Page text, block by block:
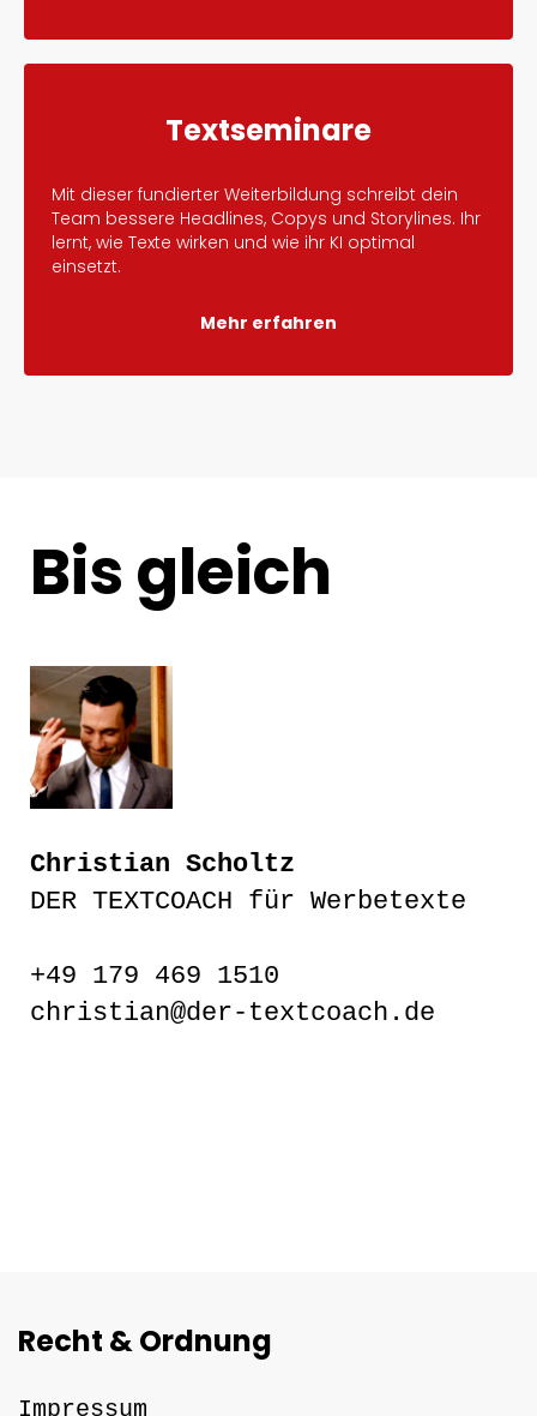
Textseminare
Mit dieser fundierter Weiterbildung schreibt dein
Team bessere Headlines, Copys und Storylines. Ihr
lernt, wie Texte wirken und wie ihr KI optimal
einsetzt.
Mehr erfahren
Bis gleich
Christian Scholtz
DER TEXTCOACH für Werbetexte
+49 179 469 1510
christian@der-textcoach.de
Recht & Ordnung
Impressum